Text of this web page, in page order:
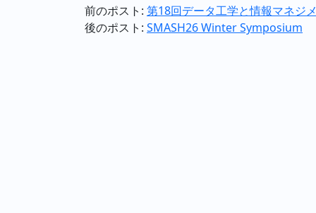
前のポスト: 第18回データ工学と情報マネジ
後のポスト: SMASH26 Winter Symposium